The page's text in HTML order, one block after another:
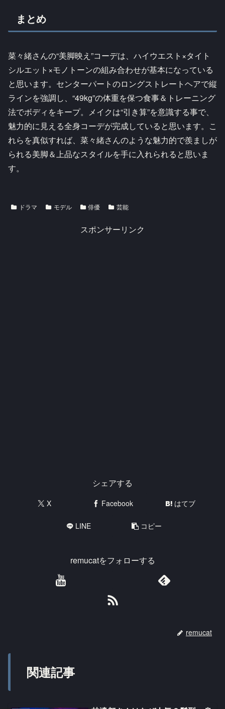
まとめ
菜々緒さんの“美脚映え”コーデは、ハイウエスト×タイト
シルエット×モノトーンの組み合わせが基本になっている
と思います。センターパートのロングストレートヘアで縦
ラインを強調し、“49kg”の体重を保つ食事＆トレーニング
法でボディをキープ。メイクは“引き算”を意識する事で、
魅力的に見える全身コーデが完成していると思います。こ
れらを真似すれば、菜々緒さんのような魅力的で羨ましが
られる美脚＆上品なスタイルを手に入れられると思いま
す。
ドラマ モデル 俳優 芸能
スポンサーリンク
シェアする
X Facebook はてブ
LINE コピー
remucatをフォローする
remucat
関連記事